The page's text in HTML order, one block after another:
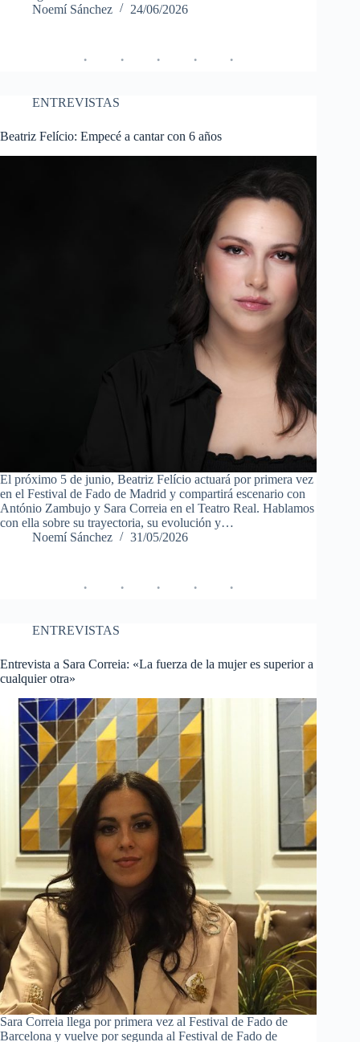
Noemí Sánchez
24/06/2026
ENTREVISTAS
Beatriz Felício: Empecé a cantar con 6 años
El próximo 5 de junio, Beatriz Felício actuará por primera vez
en el Festival de Fado de Madrid y compartirá escenario con
António Zambujo y Sara Correia en el Teatro Real. Hablamos
con ella sobre su trayectoria, su evolución y…
Noemí Sánchez
31/05/2026
ENTREVISTAS
Entrevista a Sara Correia: «La fuerza de la mujer es superior a
cualquier otra»
Sara Correia llega por primera vez al Festival de Fado de
Barcelona y vuelve por segunda al Festival de Fado de